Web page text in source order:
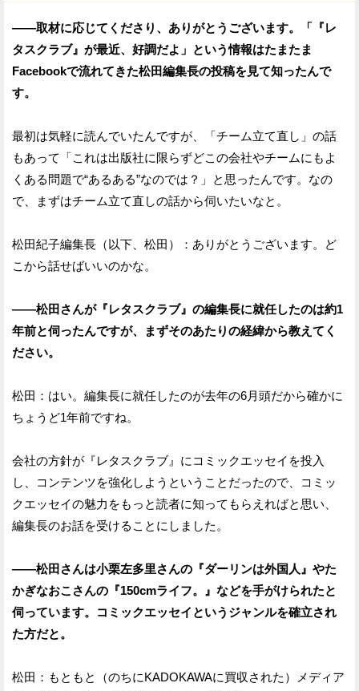
——取材に応じてくださり、ありがとうございます。「『レ
タスクラブ』が最近、好調だよ」という情報はたまたま
Facebookで流れてきた松田編集長の投稿を見て知ったんで
す。
最初は気軽に読んでいたんですが、「チーム立て直し」の話
もあって「これは出版社に限らずどこの会社やチームにもよ
くある問題で“あるある”なのでは？」と思ったんです。なの
で、まずはチーム立て直しの話から伺いたいなと。
松田紀子編集長（以下、松田）：ありがとうございます。ど
こから話せばいいのかな。
——松田さんが『レタスクラブ』の編集長に就任したのは約1
年前と伺ったんですが、まずそのあたりの経緯から教えてく
ださい。
松田：はい。編集長に就任したのが去年の6月頭だから確かに
ちょうど1年前ですね。
会社の方針が『レタスクラブ』にコミックエッセイを投入
し、コンテンツを強化しようということだったので、コミッ
クエッセイの魅力をもっと読者に知ってもらえればと思い、
編集長のお話を受けることにしました。
——松田さんは小栗左多里さんの『ダーリンは外国人』やた
かぎなおこさんの『150cmライフ。』などを手がけられたと
伺っています。コミックエッセイというジャンルを確立され
た方だと。
松田：もともと（のちにKADOKAWAに買収された）メディア